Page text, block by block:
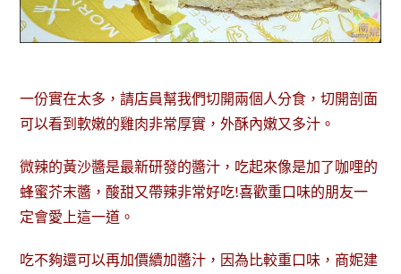
一份實在太多，請店員幫我們切開兩個人分食，切開剖面
可以看到軟嫩的雞肉非常厚實，外酥內嫩又多汁。
微辣的黃沙醬是最新研發的醬汁，吃起來像是加了咖哩的
蜂蜜芥末醬，酸甜又帶辣非常好吃!喜歡重口味的朋友一
定會愛上這一道。
吃不夠還可以再加價續加醬汁，因為比較重口味，商妮建